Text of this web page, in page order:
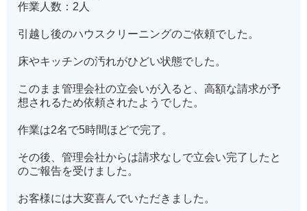
作業人数：2人
引越し後のハウスクリーニングのご依頼でした。
床やキッチンの汚れがひどい状態でした。
このまま管理会社の立会いが入ると、高額な請求が予
想されるため依頼されたようでした。
作業は2名で5時間ほどで完了。
その後、管理会社からは請求なしで立会い完了したと
のご報告を受けました。
お客様には大変喜んでいただきました。